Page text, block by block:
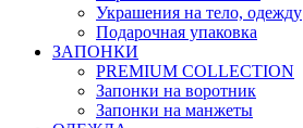
Украшения на тело, одежду
Подарочная упаковка
ЗАПОНКИ
PREMIUM COLLECTION
Запонки на воротник
Запонки на манжеты